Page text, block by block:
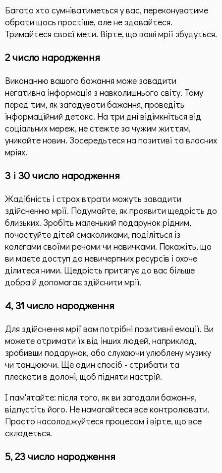
Багато хто сумніватиметься у вас, переконуватиме
обрати щось простіше, але не здавайтеся.
Тримайтеся своєї мети. Вірте, що ваші мрії збудуться.
2 число народження
Виконанню вашого бажання може завадити
негативна інформація з навколишнього світу. Тому
перед тим, як загадувати бажання, проведіть
інформаційний детокс. На три дні відімкніться від
соціальних мереж, не стежте за чужим життям,
уникайте новин. Зосередьтеся на позитиві та власних
мріях.
3 і 30 число народження
Жадібність і страх втрати можуть завадити
здійсненню мрії. Подумайте, як проявити щедрість до
близьких. Зробіть маленький подарунок рідним,
почастуйте дітей смаколиками, поділіться із
колегами своїми речами чи навичками. Покажіть, що
ви маєте доступ до невичерпних ресурсів і охоче
ділитеся ними. Щедрість притягує до вас більше
добра й допомагає здійснити мрії.
4, 31 число народження
Для здійснення мрії вам потрібні позитивні емоції. Ви
можете отримати їх від інших людей, наприклад,
зробивши подарунок, або слухаючи улюблену музику
чи танцюючи. Ще один спосіб - стрибати та
плескати в долоні, щоб підняти настрій.
І пам'ятайте: після того, як ви загадали бажання,
відпустіть його. Не намагайтеся все контролювати.
Просто насолоджуйтеся процесом і вірте, що все
складеться.
5, 23 число народження